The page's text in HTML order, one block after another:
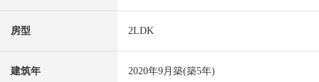
房型 2LDK
建筑年 2020年9月築(築5年)